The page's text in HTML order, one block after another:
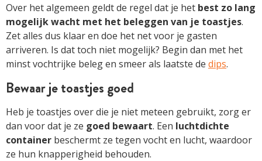
Over het algemeen geldt de regel dat je het best zo lang
mogelijk wacht met het beleggen van je toastjes.
Zet alles dus klaar en doe het net voor je gasten
arriveren. Is dat toch niet mogelijk? Begin dan met het
minst vochtrijke beleg en smeer als laatste de dips.
Bewaar je toastjes goed
Heb je toastjes over die je niet meteen gebruikt, zorg er
dan voor dat je ze goed bewaart. Een luchtdichte
container beschermt ze tegen vocht en lucht, waardoor
ze hun knapperigheid behouden.